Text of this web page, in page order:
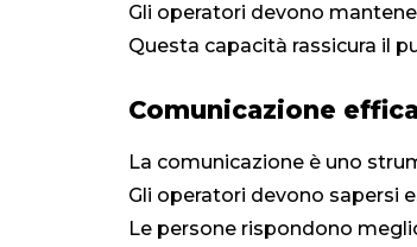
Gli operatori devono
Questa capacità rassicura il
Comunicazione
La comunicazione è uno
Gli operatori devono sapersi
Le persone rispondono